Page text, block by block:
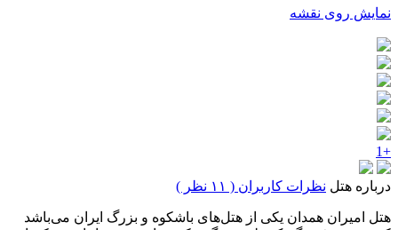
نمایش روی نقشه
+1
درباره هتل نظرات کاربران ( ۱۱ نظر )
هتل امیران همدان یکی از هتل‌های باشکوه و بزرگ ایران می‌باشد